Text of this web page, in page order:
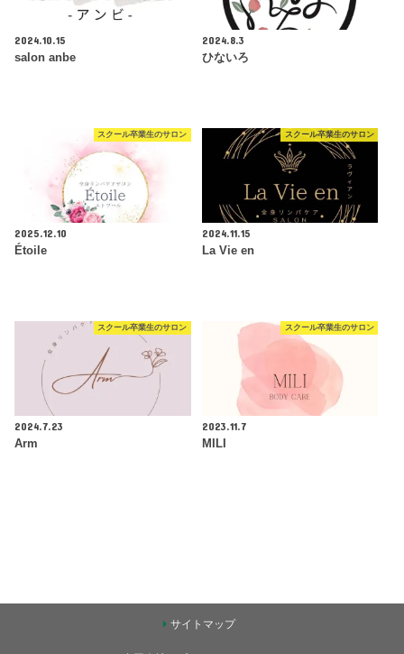
2024.10.15
salon anbe
2024.8.3
ひないろ
スクール卒業生のサロン
2025.12.10
Étoile
スクール卒業生のサロン
2024.11.15
La Vie en
スクール卒業生のサロン
2024.7.23
Arm
スクール卒業生のサロン
2023.11.7
MILI
サイトマップ